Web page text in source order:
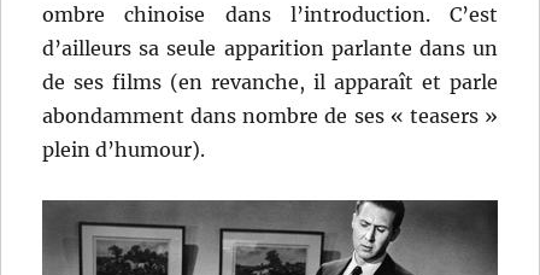
ombre chinoise dans l’introduction. C’est
d’ailleurs sa seule apparition parlante dans un
de ses films (en revanche, il apparaît et parle
abondamment dans nombre de ses « teasers »
plein d’humour).